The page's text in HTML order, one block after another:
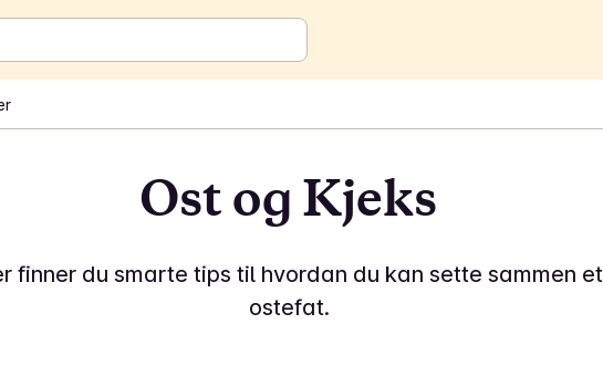
Ost og Kjeks
finner du smarte tips til hvordan du kan sette sammen et
ostefat.